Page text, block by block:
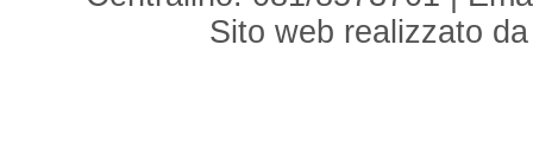
Sito web realizzato